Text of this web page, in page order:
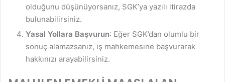
olduğunu düşünüyorsanız, SGK’ya yazılı itirazda
bulunabilirsiniz.
Yasal Yollara Başvurun: Eğer SGK’dan olumlu bir
sonuç alamazsanız, iş mahkemesine başvurarak
hakkınızı arayabilirsiniz.